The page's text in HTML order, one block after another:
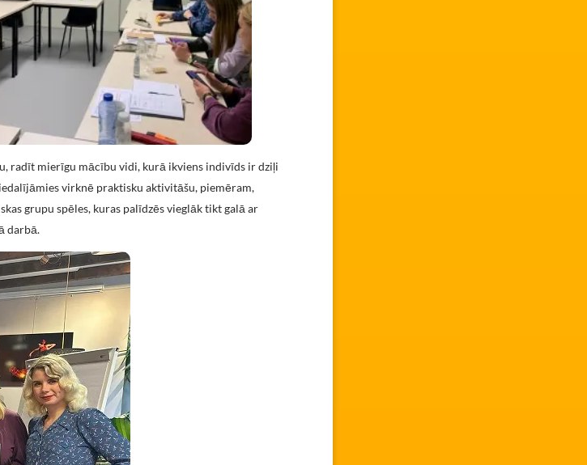
radīt mierīgu mācību vidi, kurā ikviens indivīds ir dziļi
virknē praktisku aktivitāšu, piemēram,
grupu spēles, kuras palīdzēs vieglāk tikt galā ar
darbā.